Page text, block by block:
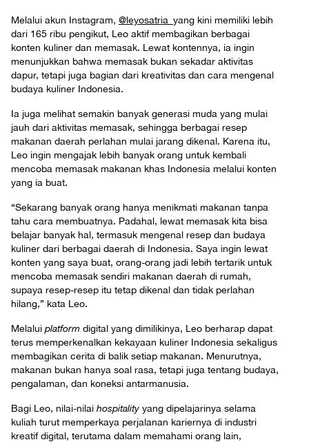
Melalui akun Instagram, @leyosatria_ yang kini memiliki lebih
dari 165 ribu pengikut, Leo aktif membagikan berbagai
konten kuliner dan memasak. Lewat kontennya, ia ingin
menunjukkan bahwa memasak bukan sekadar aktivitas
dapur, tetapi juga bagian dari kreativitas dan cara mengenal
budaya kuliner Indonesia.
Ia juga melihat semakin banyak generasi muda yang mulai
jauh dari aktivitas memasak, sehingga berbagai resep
makanan daerah perlahan mulai jarang dikenal. Karena itu,
Leo ingin mengajak lebih banyak orang untuk kembali
mencoba memasak makanan khas Indonesia melalui konten
yang ia buat.
“Sekarang banyak orang hanya menikmati makanan tanpa
tahu cara membuatnya. Padahal, lewat memasak kita bisa
belajar banyak hal, termasuk mengenal resep dan budaya
kuliner dari berbagai daerah di Indonesia. Saya ingin lewat
konten yang saya buat, orang-orang jadi lebih tertarik untuk
mencoba memasak sendiri makanan daerah di rumah,
supaya resep-resep itu tetap dikenal dan tidak perlahan
hilang,” kata Leo.
Melalui platform digital yang dimilikinya, Leo berharap dapat
terus memperkenalkan kekayaan kuliner Indonesia sekaligus
membagikan cerita di balik setiap makanan. Menurutnya,
makanan bukan hanya soal rasa, tetapi juga tentang budaya,
pengalaman, dan koneksi antarmanusia.
Bagi Leo, nilai-nilai hospitality yang dipelajarinya selama
kuliah turut memperkaya perjalanan kariernya di industri
kreatif digital, terutama dalam memahami orang lain,